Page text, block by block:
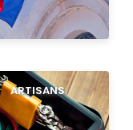
ARTISANS